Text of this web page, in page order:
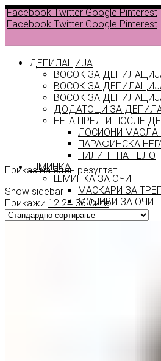
Facebook Twitter Google Pinterest
Facebook Twitter Google Pinterest
ДЕПИЛАЦИЈА
ВОСОК ЗА
ВОСОК ЗА
ВОСОК ЗА
ДОДАТОЦИ ЗА
НЕГА ПРЕД И ПОСЛЕ
ЛОСИОНИ МАСЛА
ПАРАФИНСКА
ПИЛИНГ НА ТЕЛО
ШМИНКА
ШМИНКА ЗА ОЧИ
МАСКАРИ ЗА
МОЛИВИ ЗА ОЧИ
СЕНКИ ЗА ОЧИ
ТУШ ЗА ОЧИ
products
macedonia
Приказ на еден резултат
Show sidebar
Прикажи 12 24 36 Сите